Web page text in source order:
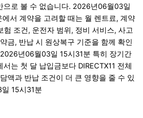
으로 볼 수 없습니다. 2026년06월03일
서 계약을 고려할 때는 월 렌트료, 계약
험 조건, 운전자 범위, 정비 서비스, 사고
금, 반납 시 원상복구 기준을 함께 확인
년06월03일 15시31분 특히 장기간
는 첫 달 납입금보다 DIRECTX11 전체
액과 반납 조건이 더 큰 영향을 줄 수 있
15시31분